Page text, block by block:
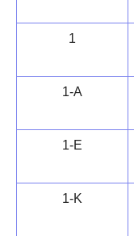
1
1-A
1-E
1-K